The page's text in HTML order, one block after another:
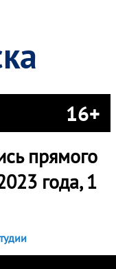
16+
прямого
года, 1